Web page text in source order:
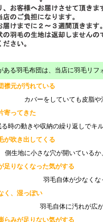
ある羽毛布団は、当店に羽毛リフ
襟元が汚れている
カバーをしていても皮脂や
寄ってきた
時の動きや収納の繰り返しでキ
が吹き出してくる
生地に小さな穴が開いているか
足りなくなった気がする
羽毛自体が少なくな
く、湿っぽい
羽毛自体に汚れが広
らみが足りない気がする